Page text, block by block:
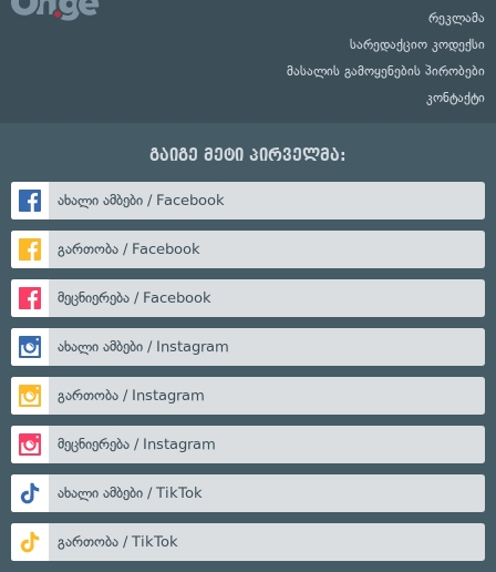
რეკლამა
სარედაქციო კოდექსი
მასალის გამოყენების პირობები
კონტაქტი
გაიგე მეტი პირველმა:
ახალი ამბები / Facebook
გართობა / Facebook
მეცნიერება / Facebook
ახალი ამბები / Instagram
გართობა / Instagram
მეცნიერება / Instagram
ახალი ამბები / TikTok
გართობა / TikTok